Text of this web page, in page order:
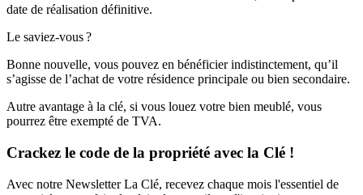
date de réalisation définitive.
Le saviez-vous ?
Bonne nouvelle, vous pouvez en bénéficier indistinctement, qu’il
s’agisse de l’achat de votre résidence principale ou bien secondaire.
Autre avantage à la clé, si vous louez votre bien meublé, vous
pourrez être exempté de TVA.
Crackez le code de la propriété avec la Clé !
Avec notre Newsletter La Clé, recevez chaque mois l'essentiel de